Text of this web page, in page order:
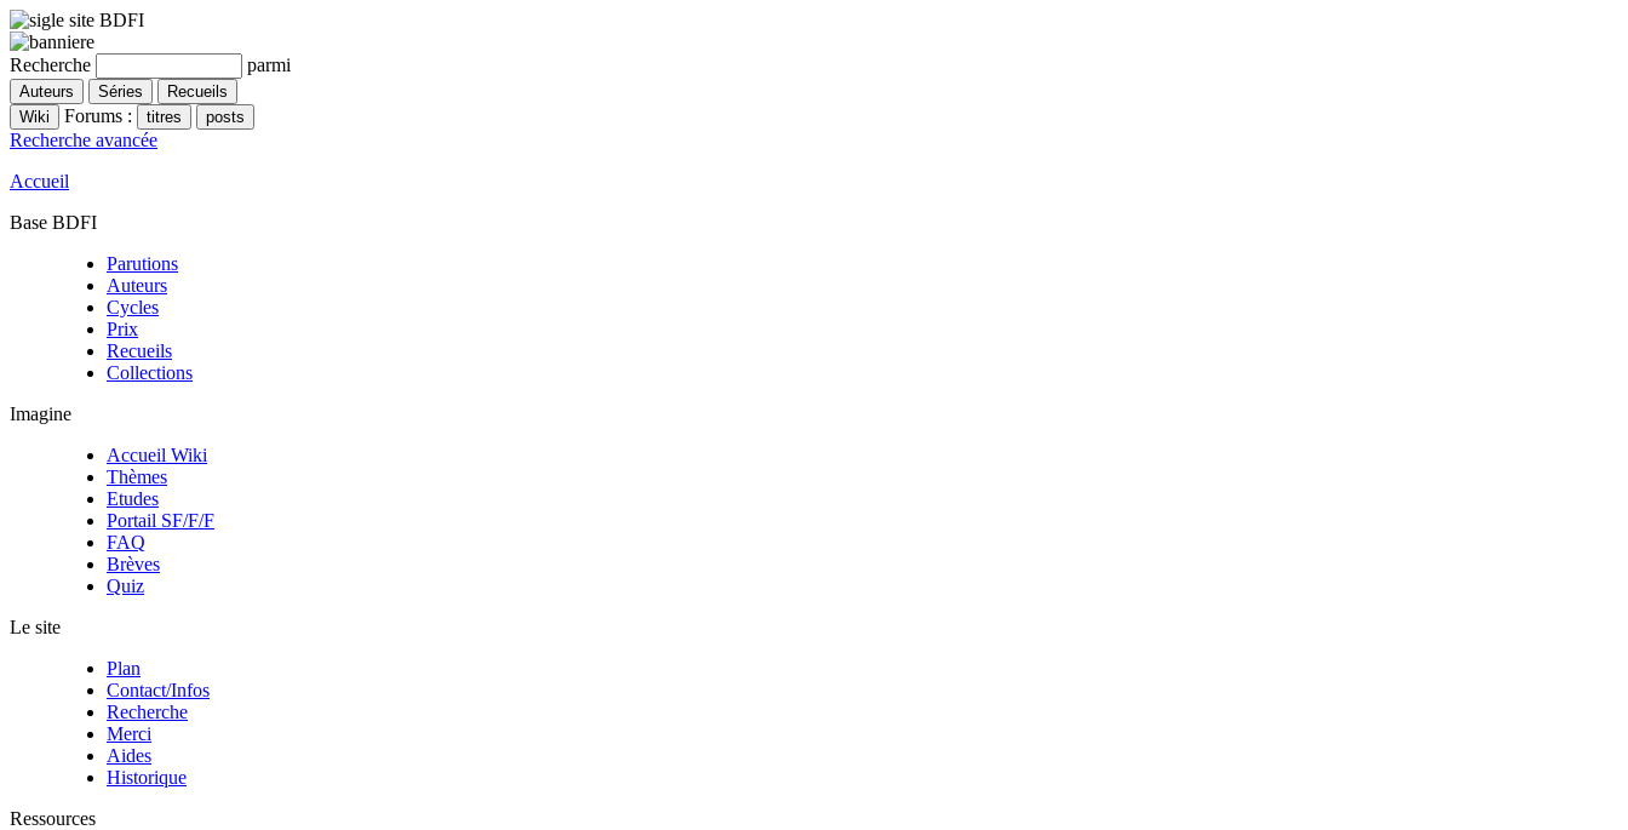
Recherche parmi
Forums :
Recherche avancée
Accueil
Base BDFI
Parutions
Auteurs
Cycles
Prix
Recueils
Collections
Imagine
Accueil Wiki
Thèmes
Etudes
Portail SF/F/F
FAQ
Brèves
Quiz
Le site
Plan
Contact/Infos
Recherche
Merci
Aides
Historique
Ressources